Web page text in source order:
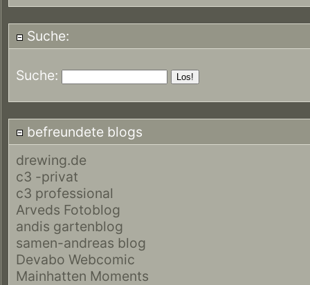
Suche:
Suche:
befreundete blogs
drewing.de
c3 -privat
c3 professional
Arveds Fotoblog
andis gartenblog
samen-andreas blog
Devabo Webcomic
Mainhatten Moments